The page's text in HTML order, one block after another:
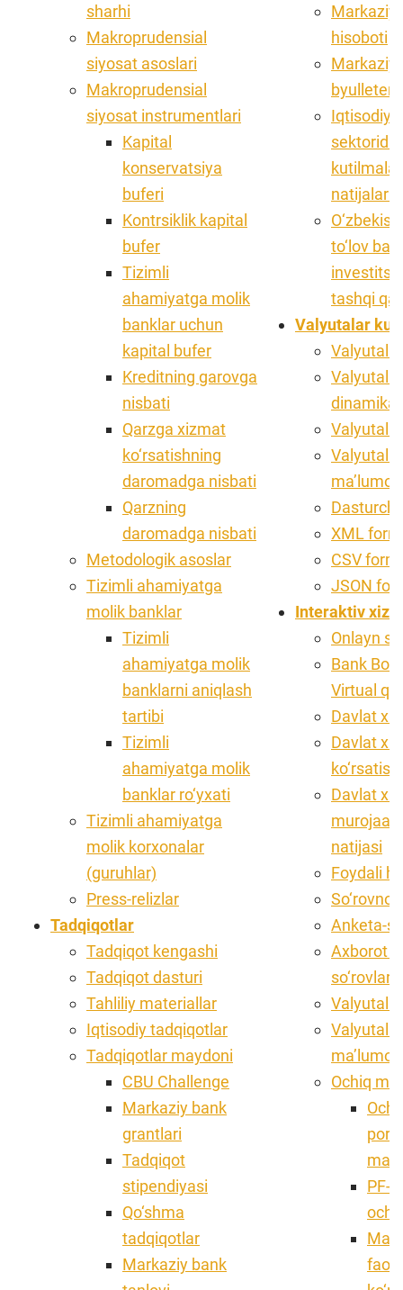
sharhi
Makroprudensial
siyosat asoslari
Makroprudensial
siyosat instrumentlari
Kapital
konservatsiya
buferi
Kontrsiklik kapital
bufer
Tizimli
ahamiyatga molik
banklar uchun
kapital bufer
Kreditning garovga
nisbati
Qarzga xizmat
ko‘rsatishning
daromadga nisbati
Qarzning
daromadga nisbati
Metodologik asoslar
Tizimli ahamiyatga
molik banklar
Tizimli
ahamiyatga molik
banklarni aniqlash
tartibi
Tizimli
ahamiyatga molik
banklar ro‘yxati
Tizimli ahamiyatga
molik korxonalar
(guruhlar)
Press-relizlar
Tadqiqotlar
Tadqiqot kengashi
Tadqiqot dasturi
Tahliliy materiallar
Iqtisodiy tadqiqotlar
Tadqiqotlar maydoni
CBU Challenge
Markaziy bank
grantlari
Tadqiqot
stipendiyasi
Qo‘shma
tadqiqotlar
Markaziy bank
Markaziy
hisoboti
Markaziy
byulleteni
natijalari
to‘lov
tashqi
Valyutalar
XML
CSV
JSON
Interaktiv
Onlayn
Bank
Virtual
Davlat
Davlat
Davlat
natijasi
Foydali
Anketa-
Axborot
so‘rovlar
Ochiq
PF-